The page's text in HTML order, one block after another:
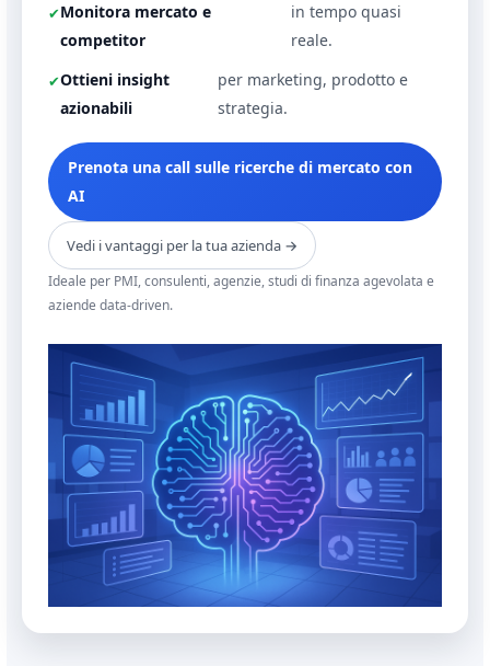
Monitora mercato e
competitor
in tempo quasi
reale.
Ottieni insight
azionabili
per marketing, prodotto e
strategia.
Prenota una call sulle ricerche di mercato con
AI
Vedi i vantaggi per la tua azienda →
Ideale per PMI, consulenti, agenzie, studi di finanza agevolata e
aziende data-driven.